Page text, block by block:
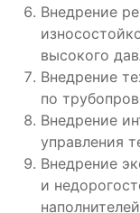
Внедрение
высокого
Внедрение
по
Внедрение
управления
Внедрение
и